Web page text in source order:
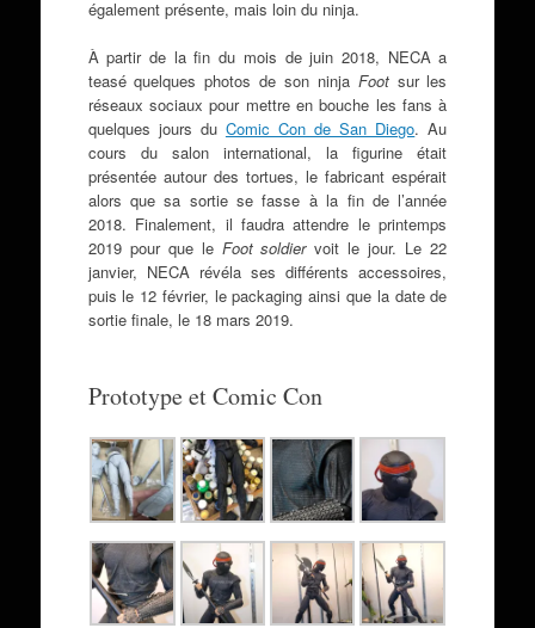
également présente, mais loin du ninja.
À partir de la fin du mois de juin 2018, NECA a
teasé quelques photos de son ninja Footsur les
réseaux sociaux pour mettre en bouche les fans à
quelques jours du Comic Con de San Diego. Au
cours du salon international, la figurine était
présentée autour des tortues, le fabricant espérait
alors que sa sortie se fasse à la fin de l’année
2018. Finalement, il faudra attendre le printemps
2019 pour que le Foot soldiervoit le jour. Le 22
janvier, NECA révéla ses différents accessoires,
puis le 12 février, le packaging ainsi que la date de
sortie finale, le 18 mars 2019.
Prototype et Comic Con